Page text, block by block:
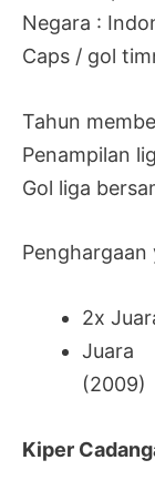
Negara :
Caps / gol
Tahun
Penampilan
Gol liga
Penghargaan
2x
Juara
(2009)
Kiper